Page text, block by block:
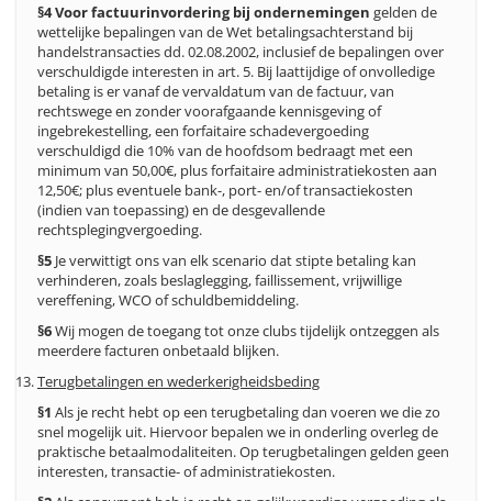
§4Voor factuurinvordering bij ondernemingen gelden de
wettelijke bepalingen van de Wet betalingsachterstand bij
handelstransacties dd. 02.08.2002, inclusief de bepalingen over
verschuldigde interesten in art. 5. Bij laattijdige of onvolledige
betaling is er vanaf de vervaldatum van de factuur, van
rechtswege en zonder voorafgaande kennisgeving of
ingebrekestelling, een forfaitaire schadevergoeding
verschuldigd die 10% van de hoofdsom bedraagt met een
minimum van 50,00€, plus forfaitaire administratiekosten aan
12,50€; plus eventuele bank-, port- en/of transactiekosten
(indien van toepassing) en de desgevallende
rechtsplegingvergoeding.
§5 Je verwittigt ons van elk scenario dat stipte betaling kan
verhinderen, zoals beslaglegging, faillissement, vrijwillige
vereffening, WCO of schuldbemiddeling.
§6Wij mogen de toegang tot onze clubs tijdelijk ontzeggen als
meerdere facturen onbetaald blijken.
Terugbetalingen en wederkerigheidsbeding
§1 Als je recht hebt op een terugbetaling dan voeren we die zo
snel mogelijk uit. Hiervoor bepalen we in onderling overleg de
praktische betaalmodaliteiten. Op terugbetalingen gelden geen
interesten, transactie- of administratiekosten.